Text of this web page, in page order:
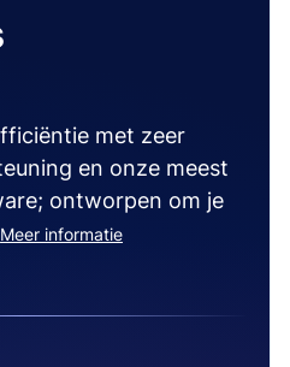
met zeer
en onze meest
ontworpen om je
Meer informatie